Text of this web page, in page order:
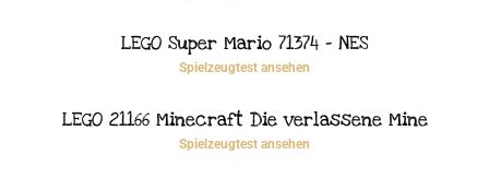
LEGO Super Mario 71374 – NES
Spielzeugtest ansehen
LEGO 21166 Minecraft Die verlassene Mine
Spielzeugtest ansehen